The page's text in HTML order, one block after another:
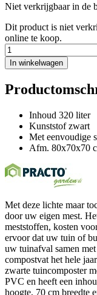
Niet verkrijgbaar in de
Dit product is niet
online te koop.
In winkelwagen
Inhoud 320 liter
Kunststof zwart
Met eenvoudige
Afm. 80x70x70
Met deze lichte maar
door uw eigen mest.
meststoffen, kosten
ervoor dat uw tuin of
uw tuinafval samen
compostvat het hele
zwarte tuincomposter
PVC en heeft een
hoogte, 70 cm breedte